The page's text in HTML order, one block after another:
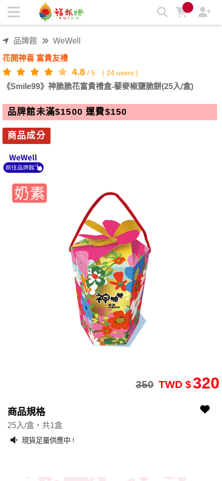
《Smile99》神脆脆花富貴禮盒-藜麥椒鹽脆餅(25入/盒) | 福報購
品牌館 WeWell
花開神喜 富貴友禮
4.8 / 5 ( 24 users )
《Smile99》神脆脆花富貴禮盒-藜麥椒鹽脆餅(25入/盒)
品牌館未滿$1500 運費$150
商品成分
320
TWD $
350
商品規格
25入/盒，共1盒
現貨足量供應中 !